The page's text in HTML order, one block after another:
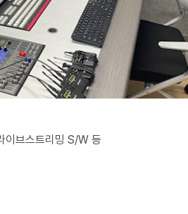
이브스트리밍 S/W 등